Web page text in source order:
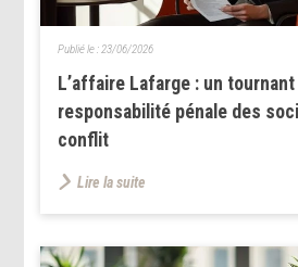
L’affaire Lafarge : un
responsabilité pénale des
conflit
Publié le : 23/06/2026
Lire la suite